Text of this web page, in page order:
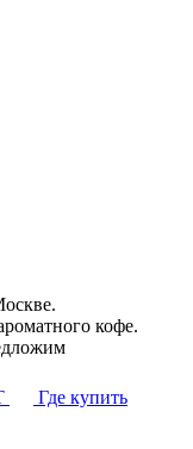
кофе.
Где купить